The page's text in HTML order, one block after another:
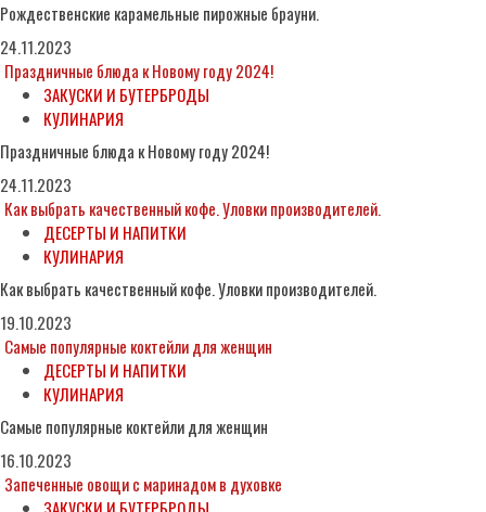
Рождественские карамельные пирожные брауни.
24.11.2023
Праздничные блюда к Новому году 2024!
ЗАКУСКИ И БУТЕРБРОДЫ
КУЛИНАРИЯ
Праздничные блюда к Новому году 2024!
24.11.2023
Как выбрать качественный кофе. Уловки производителей.
ДЕСЕРТЫ И НАПИТКИ
КУЛИНАРИЯ
Как выбрать качественный кофе. Уловки производителей.
19.10.2023
Самые популярные коктейли для женщин
ДЕСЕРТЫ И НАПИТКИ
КУЛИНАРИЯ
Самые популярные коктейли для женщин
16.10.2023
Запеченные овощи с маринадом в духовке